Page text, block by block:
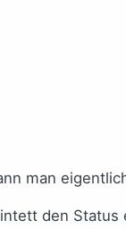
man
den